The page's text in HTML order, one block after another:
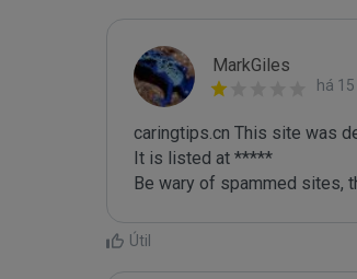
MarkGiles
há
caringtips.cn This site was
It is listed at *****
Be wary of spammed sites,
Útil